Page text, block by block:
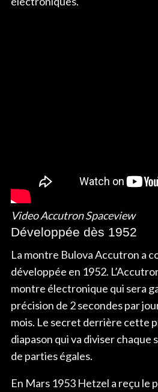
Video Accutron Spaceview
Développée dès 1952
La montre Bulova Accutron a
développée en 1952.
montre électronique qui sera
précision de 2 secondes par
mois. Le secret derrière cette
diapason qui va diviser chaque
de parties égales.
En Mars 1953 Hetzel a reçu le